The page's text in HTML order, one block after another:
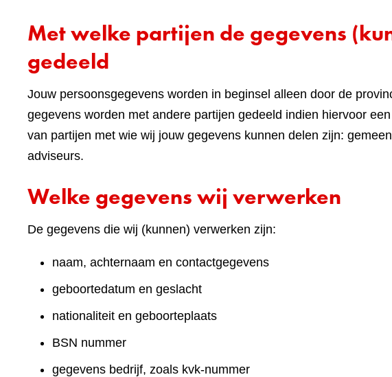
Met welke partijen de gegevens
gedeeld
Jouw persoonsgegevens worden in beginsel alleen door de
gegevens worden met andere partijen gedeeld indien hiervoor
van partijen met wie wij jouw gegevens kunnen delen zijn:
adviseurs.
Welke gegevens wij verwerken
De gegevens die wij (kunnen) verwerken zijn:
naam, achternaam en contactgegevens
geboortedatum en geslacht
nationaliteit en geboorteplaats
BSN nummer
gegevens bedrijf, zoals kvk-nummer